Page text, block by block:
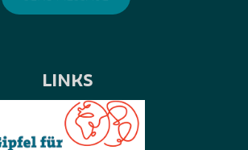
LINKS